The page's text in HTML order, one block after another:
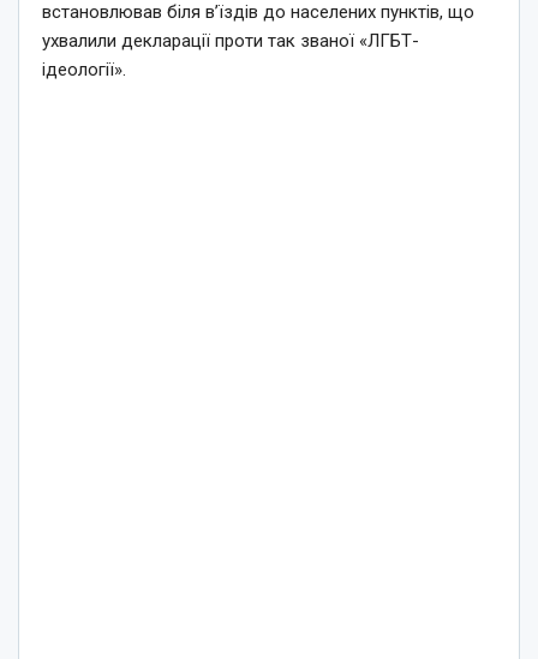
встановлював біля в’їздів до населених пунктів, що
ухвалили декларації проти так званої «ЛГБТ-
ідеології».